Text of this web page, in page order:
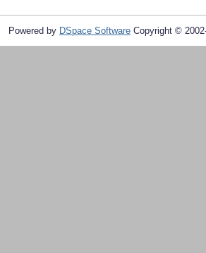
Powered by DSpace Software Copyright ©